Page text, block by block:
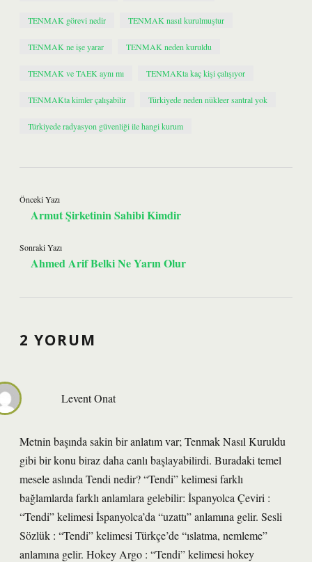
TENMAK görevi nedir TENMAK nasıl kurulmuştur
TENMAK ne işe yarar TENMAK neden kuruldu
TENMAK ve TAEK aynı mı TENMAKta kaç kişi çalışıyor
TENMAKta kimler çalışabilir Türkiyede neden nükleer santral yok
Türkiyede radyasyon güvenliği ile hangi kurum
Önceki Yazı
Armut Şirketinin Sahibi Kimdir
Sonraki Yazı
Ahmed Arif Belki Ne Yarın Olur
2 YORUM
Levent Onat
Metnin başında sakin bir anlatım var; Tenmak Nasıl Kuruldu
gibi bir konu biraz daha canlı başlayabilirdi. Buradaki temel
mesele aslında Tendi nedir? “Tendi” kelimesi farklı
bağlamlarda farklı anlamlara gelebilir: İspanyolca Çeviri :
“Tendi” kelimesi İspanyolca’da “uzattı” anlamına gelir. Sesli
Sözlük : “Tendi” kelimesi Türkçe’de “ıslatma, nemleme”
anlamına gelir. Hokey Argo : “Tendi” kelimesi hokey